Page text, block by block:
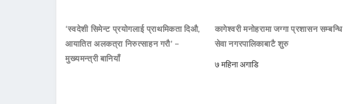
‘स्वदेशी सिमेन्ट प्रयोगलाई प्राथमिकता दिऔ,
आयातित अलकत्रा निरुत्साहन गरौ’ –
मुख्यमन्त्री बानियाँ
कागेश्वरी मनोहरामा जग्गा प्रशासन सम्बन्धि
सेवा नगरपालिकाबाटै शुरु
७ महिना अगाडि